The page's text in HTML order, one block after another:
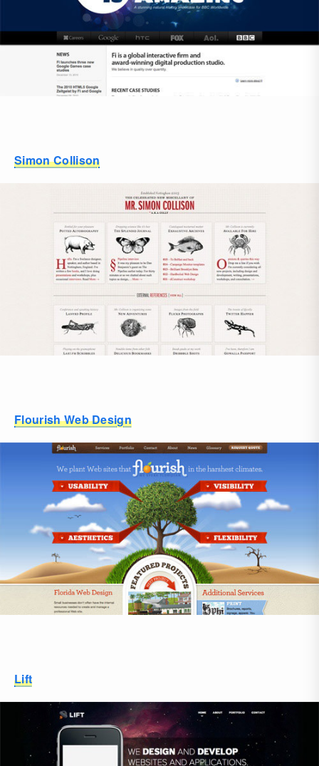
Simon Collison
Flourish Web Design
Lift